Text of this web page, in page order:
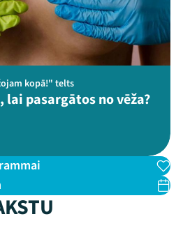
kopā!" telts
pasargātos no vēža?